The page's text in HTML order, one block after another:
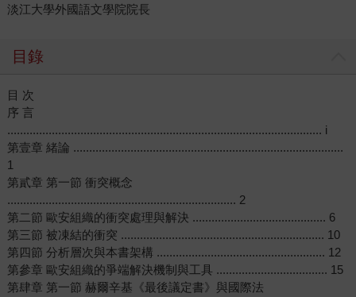
淡江大學外國語文學院院長
目錄
目 次
序 言
................................................................................................... i
第壹章 緒論 .....................................................................................
1
第貳章 第一節 衝突概念
........................................................................ 2
第二節 歐安組織的衝突處理與解決 .......................................... 6
第三節 被凍結的衝突 ................................................................ 10
第四節 分析層次與本書架構 ..................................................... 12
第參章 歐安組織的爭端解決機制與工具 ................................... 15
第肆章 第一節 赫爾辛基《最後議定書》與國際法